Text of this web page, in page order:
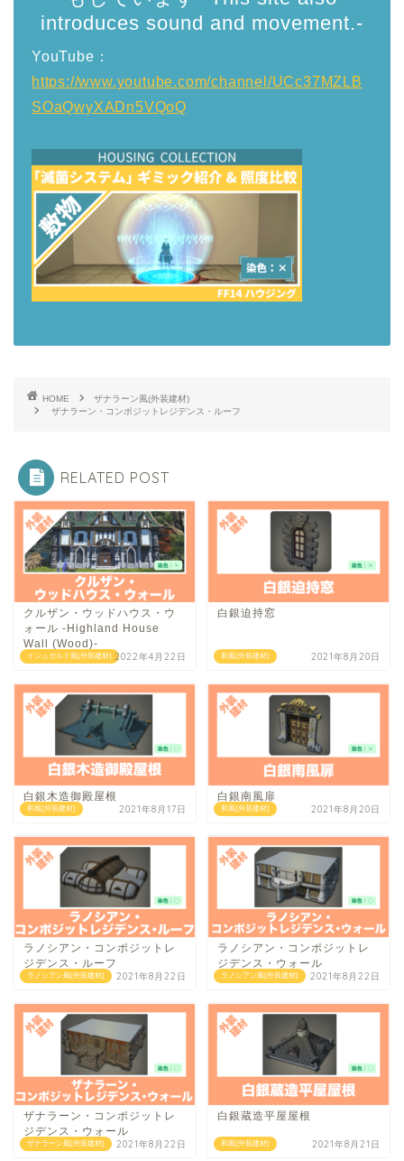
introduces sound and movement.-
YouTube：
https://www.youtube.com/channel/UCc37MZLB
SOaQwyXADn5VQoQ
HOME
ザナラーン風(外装建材)
ザナラーン・コンポジットレジデンス・ルーフ
RELATED POST
イシュガルド風(外装建材)
クルザン・ウッドハウス・ウ
ォール -Highland House
Wall (Wood)-
2022年4月22日 和風(外装建材)
白銀迫持窓
2021年8月20日
和風(外装建材)
白銀木造御殿屋根
2021年8月17日 和風(外装建材)
白銀南風扉
2021年8月20日
ラノシアン風(外装建材)
ラノシアン・コンポジットレ
ジデンス・ルーフ
2021年8月22日 ラノシアン風(外装建材)
ラノシアン・コンポジットレ
ジデンス・ウォール
2021年8月22日
ザナラーン風(外装建材)
ザナラーン・コンポジットレ
ジデンス・ウォール
2021年8月22日 和風(外装建材)
白銀蔵造平屋屋根
2021年8月21日